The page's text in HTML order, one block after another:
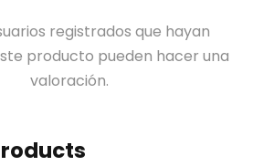
registrados que hayan
producto pueden hacer una
valoración.